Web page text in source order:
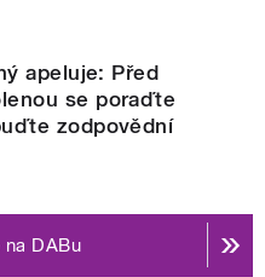
apeluje: Před
se poraďte
zodpovědní
DABu